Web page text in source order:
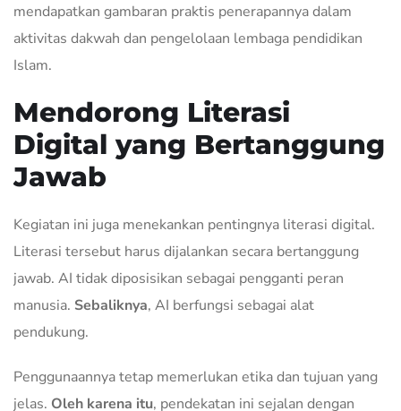
mendapatkan gambaran praktis penerapannya dalam
aktivitas dakwah dan pengelolaan lembaga pendidikan
Islam.
Mendorong Literasi
Digital yang Bertanggung
Jawab
Kegiatan ini juga menekankan pentingnya literasi digital.
Literasi tersebut harus dijalankan secara bertanggung
jawab. AI tidak diposisikan sebagai pengganti peran
manusia. Sebaliknya, AI berfungsi sebagai alat
pendukung.
Penggunaannya tetap memerlukan etika dan tujuan yang
jelas. Oleh karena itu, pendekatan ini sejalan dengan